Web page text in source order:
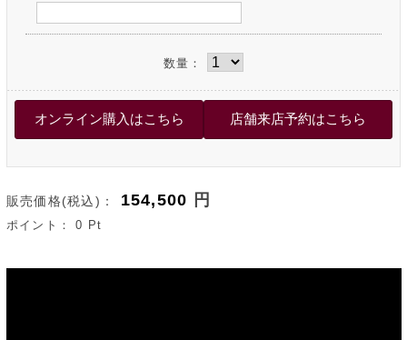
数量：
販売価格(税込)： 154,500 円
ポイント：0 Pt